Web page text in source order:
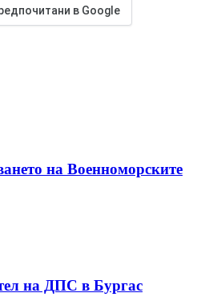
в Google
на Военноморските
на ДПС в Бургас